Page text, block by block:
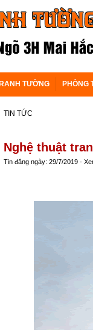
TƯỜNG PHÒNG
TIN TỨC
Nghệ thuật
Tin đăng ngày: 29/7/2019 -